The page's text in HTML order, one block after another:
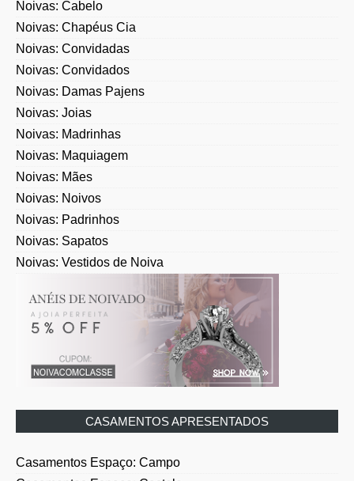
Noivas: Chapéus Cia
Noivas: Convidadas
Noivas: Convidados
Noivas: Damas Pajens
Noivas: Joias
Noivas: Madrinhas
Noivas: Maquiagem
Noivas: Mães
Noivas: Noivos
Noivas: Padrinhos
Noivas: Sapatos
Noivas: Vestidos de Noiva
Casamentos Espaço: Castelo